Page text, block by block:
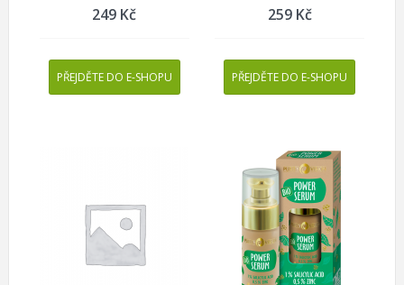
249 Kč
PŘEJDĚTE DO E-SHOPU
259 Kč
PŘEJDĚTE DO E-SHOPU